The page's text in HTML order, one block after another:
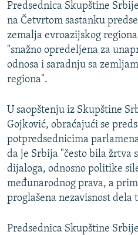
TV LIBERTY
POST SCRIPTUM
MOJA EVROPA
TRI DECENIJE OD RATA U BIH
NASTANAK I RASPAD JUGOSLAVIJE
Sve RFE/RL stranice
Predsednica Skupštine
na Četvrtom sastanku
zemalja evroazijskog
"snažno opredeljena za
odnosa i saradnju sa
regiona".
U saopštenju iz Skupštine
Gojković, obraćajući se
potpredsednicima
da je Srbija "često bila žrtva
dijaloga, odnosno politike
međunarodnog prava, a
proglašena nezavisnost
Predsednica Skupštine